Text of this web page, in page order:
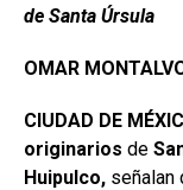
de Santa Úrsula
OMAR
CIUDAD DE
originarios de
Huipulco, señalan